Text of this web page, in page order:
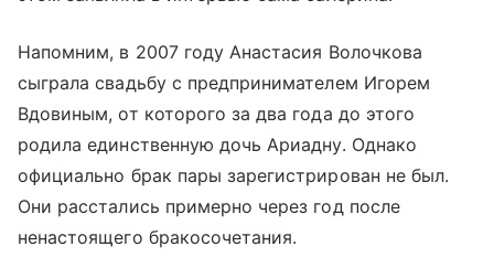
Напомним, в 2007 году Анастасия Волочкова
сыграла свадьбу с предпринимателем Игорем
Вдовиным, от которого за два года до этого
родила единственную дочь Ариадну. Однако
официально брак пары зарегистрирован не был.
Они расстались примерно через год после
ненастоящего бракосочетания.